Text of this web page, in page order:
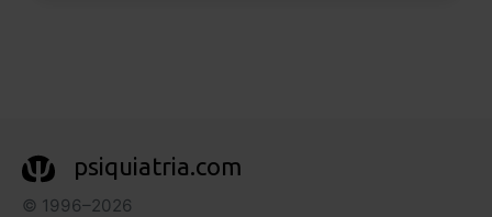
psiquiatria.com
© 1996–2026